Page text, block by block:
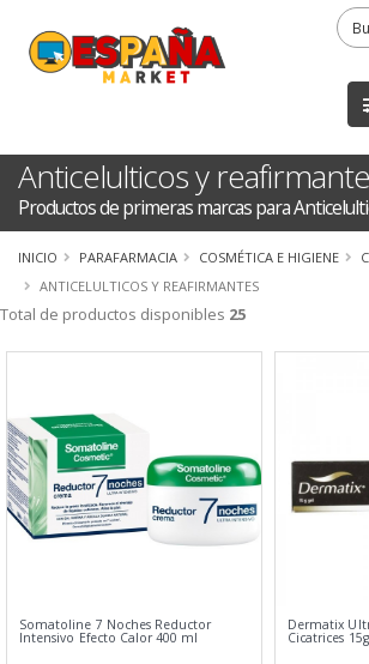
Anticelulticos y
Productos de primeras marcas para
INICIO PARAFARMACIA COSMÉTICA E HIGIENE
ANTICELULTICOS Y REAFIRMANTES
Total de productos disponibles 25
Somatoline 7 Noches Reductor
Intensivo Efecto Calor 400 ml
Dermatix
Cicatrices 15g